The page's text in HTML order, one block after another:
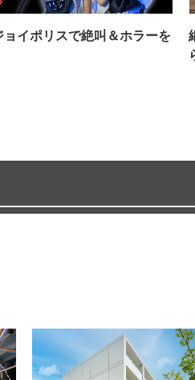
イポリスで絶叫＆ホラーを